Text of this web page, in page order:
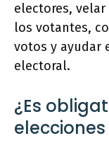
electores,
los votantes,
votos y ayudar
electoral.
¿Es